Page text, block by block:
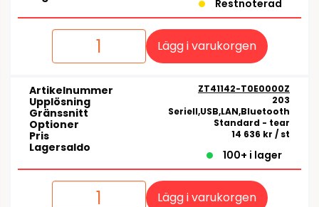
Restnoterad
Lägg i varukorgen
Artikelnummer ZT41142-T0E0000Z
Upplösning 203
Gränssnitt Seriell,USB,LAN,Bluetooth
Optioner Standard - tear
Pris 14 636 kr / st
Lagersaldo
100+ i lager
Lägg i varukorgen